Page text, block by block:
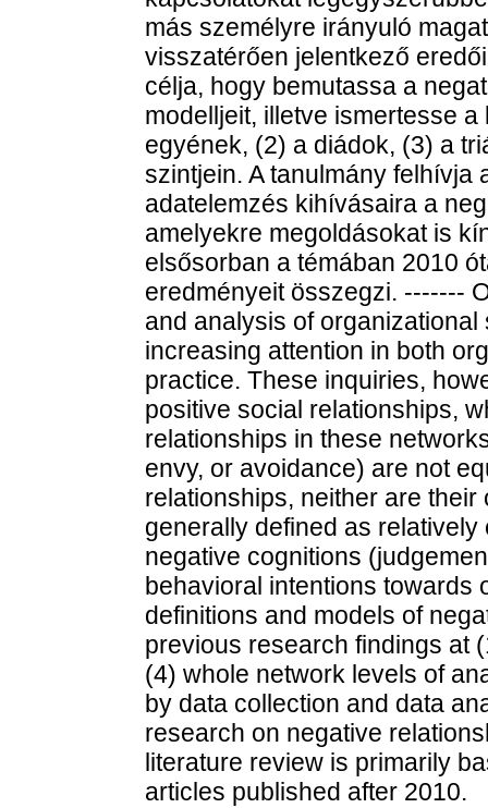
más személyre irányuló
visszatérően jelentkező
célja, hogy bemutassa a
modelljeit, illetve ismertesse
egyének, (2) a diádok, (3) a
szintjein. A tanulmány felhívja
adatelemzés kihívásaira a
amelyekre megoldásokat is
elsősorban a témában 2010
eredményeit összegzi. -------
and analysis of
increasing attention in both
practice. These inquiries,
positive social relationships,
relationships in these
envy, or avoidance) are not
relationships, neither are
generally defined as
negative cognitions
behavioral intentions towards
definitions and models of
previous research findings at
(4) whole network levels of
by data collection and data
research on negative
literature review is primarily
articles published after 2010.